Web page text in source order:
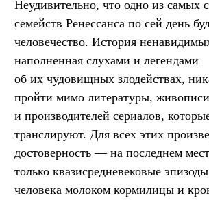
Неудивительно, что одно из самых
семейств Ренессанса по сей день
человечество. История
наполненная слухами и легендами
об их чудовищных злодействах,
пройти мимо литературы,
и производителей сериалов,
транслируют. Для всех этих
достоверность — на последнем
только квазисредневековые
человека молоком кормилицы и